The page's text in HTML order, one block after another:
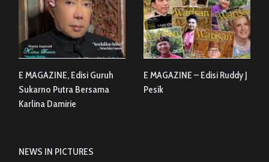
E MAGAZINE, Edisi Guruh
Sukarno Putra Bersama
Karlina Damirie
E MAGAZINE – Edisi Ruddy J
Pesik
NEWS IN PICTURES